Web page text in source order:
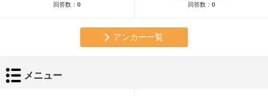
回答数： 0 回答数： 0
アンカー一覧
メニュー